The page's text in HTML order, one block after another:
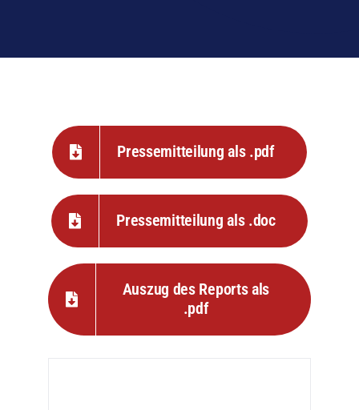
Pressemitteilung als .pdf
Pressemitteilung als .doc
Auszug des Reports als
.pdf